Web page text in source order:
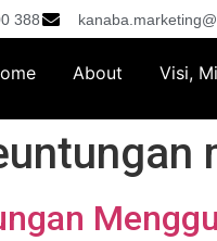
388
About Visi,